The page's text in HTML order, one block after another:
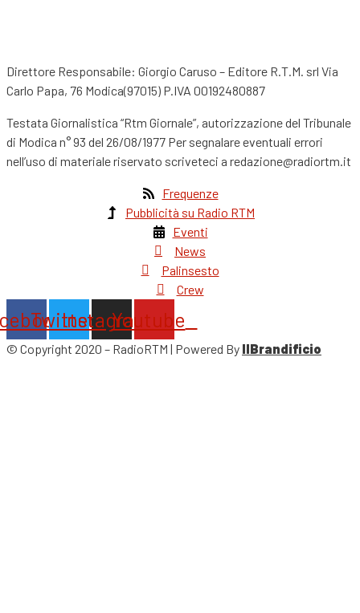
Direttore Responsabile: Giorgio Caruso – Editore R.T.M. srl Via
Carlo Papa, 76 Modica(97015) P.IVA 00192480887
Testata Giornalistica “Rtm Giornale”, autorizzazione del Tribunale
di Modica n° 93 del 26/08/1977 Per segnalare eventuali errori
nell’uso di materiale riservato scriveteci a redazione@radiortm.it
Frequenze
Pubblicità su Radio RTM
Eventi
News
Palinsesto
Crew
TwitterInstagram
Youtube
© Copyright 2020 – RadioRTM | Powered By IlBrandificio